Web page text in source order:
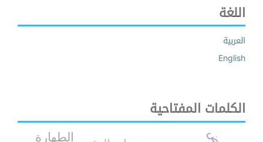
اللغة
العربية
English
الكلمات المفتاحية
الطهارة